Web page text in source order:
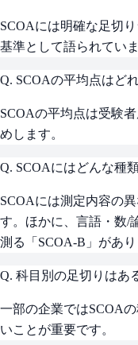
SCOAには明確な足切
基準として語られていま
Q. SCOAの平均点はど
SCOAの平均点は受験
めします。
Q. SCOAにはどんな種
SCOAには測定内容の
す。ほかに、言語・数/
測る「SCOA-B」があ
Q. 科目別の足切りはあ
一部の企業ではSCOA
いことが重要です。